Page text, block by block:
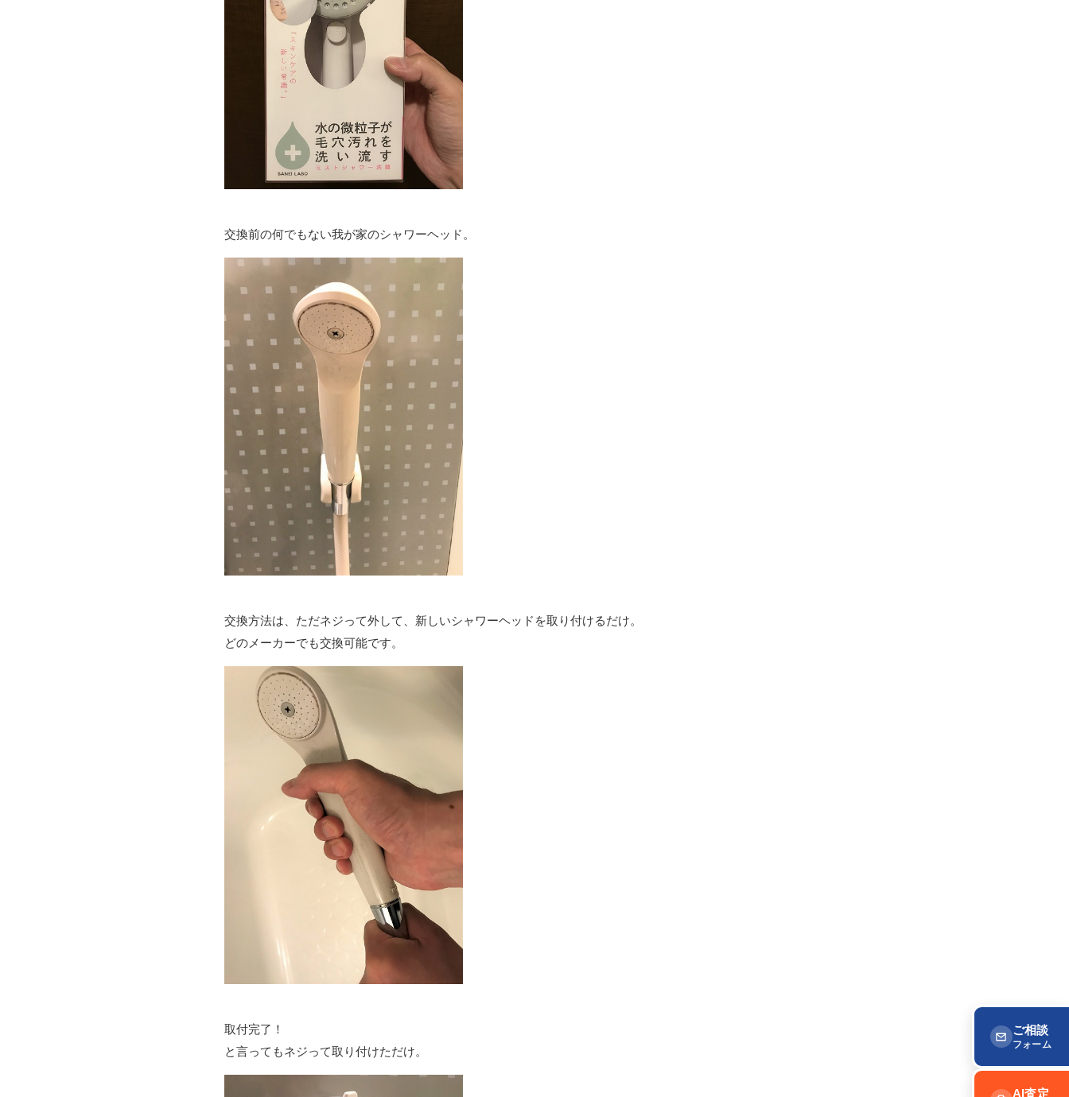
交換前の何でもない我が家のシャワーヘッド。
交換方法は、ただネジって外して、新しいシャワーヘッドを取り付けるだけ。
どのメーカーでも交換可能です。
取付完了！
と言ってもネジって取り付けただけ。
ご相談
フォーム
AI査定